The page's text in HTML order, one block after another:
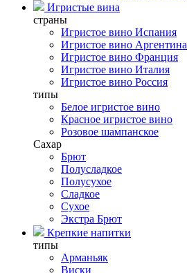
Игристые вина
страны
Игристое вино Испания
Игристое вино Аргентина
Игристое вино Франция
Игристое вино Италия
Игристое вино Россия
типы
Белое игристое вино
Красное игристое вино
Розовое шампанское
Сахар
Брют
Полусладкое
Полусухое
Сладкое
Сухое
Экстра Брют
Крепкие напитки
типы
Арманьяк
Виски